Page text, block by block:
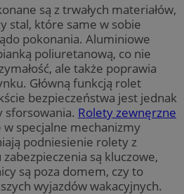
są z trwałych materiałów,
stal, które same w sobie
pokonania. Aluminiowe
poliuretanową, co nie
ale także poprawia
Główną funkcją rolet
bezpieczeństwa jest jednak
sforsowania. Rolety zewnęrzne
w specjalne mechanizmy
podniesienie rolety z
są kluczowe,
są poza domem, czy to
wyjazdów wakacyjnych.